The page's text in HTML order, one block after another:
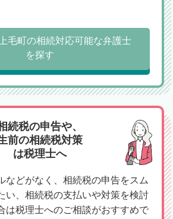
毛町の相続対応可能な弁護士
を探す
続税の申告や、
前の相続税対策
は税理士へ
などがなく、相続税の申告をスム
い、相続税の支払いや対策を検討
は税理士へのご相談がおすすめで